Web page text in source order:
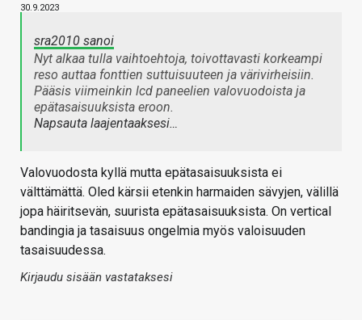
30.9.2023
sra2010 sanoi
Nyt alkaa tulla vaihtoehtoja, toivottavasti korkeampi
reso auttaa fonttien suttuisuuteen ja värivirheisiin.
Pääsis viimeinkin lcd paneelien valovuodoista ja
epätasaisuuksista eroon.
Napsauta laajentaaksesi…
Valovuodosta kyllä mutta epätasaisuuksista ei
välttämättä. Oled kärsii etenkin harmaiden sävyjen, välillä
jopa häiritsevän, suurista epätasaisuuksista. On vertical
bandingia ja tasaisuus ongelmia myös valoisuuden
tasaisuudessa.
Kirjaudu sisään vastataksesi